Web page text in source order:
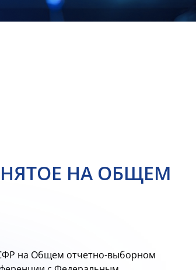
НА ОБЩЕМ
на Общем отчетно-выборном